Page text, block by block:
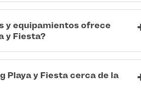
y equipamientos ofrece
y Fiesta?
Playa y Fiesta cerca de la